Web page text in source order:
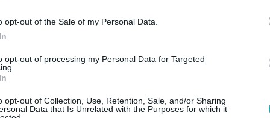
opt-out of the Sale of my Personal Data.
opt-out of processing my Personal Data for Targeted
opt-out of Collection, Use, Retention, Sale, and/or Sharing
Data that Is Unrelated with the Purposes for which it
hívott a szomszédra a hangos buli
torolta meg egy esztergomi férfi, hogy a szomszéd
miatt most emeltek ellene vádat. A szomszédjában lakó